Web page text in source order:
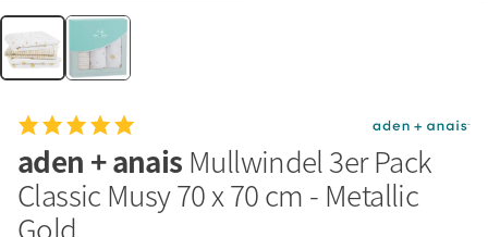
aden + anais Mullwindel 3er Pack
Classic Musy 70 x 70 cm - Metallic